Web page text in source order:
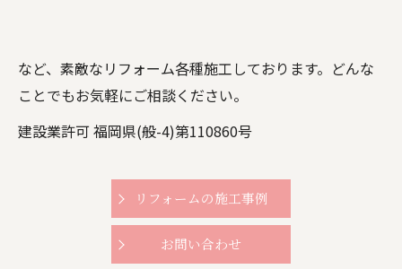
など、素敵なリフォーム各種施工しております。どんな
ことでもお気軽にご相談ください。
建設業許可 福岡県(般-4)第110860号
リフォームの施工事例
お問い合わせ